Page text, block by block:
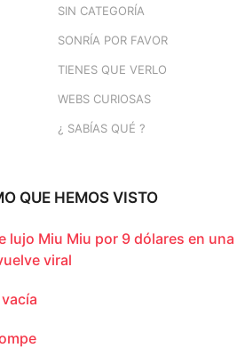
SIN CATEGORÍA
SONRÍA POR FAVOR
TIENES QUE VERLO
WEBS CURIOSAS
¿ SABÍAS QUÉ ?
QUE HEMOS VISTO
lujo Miu Miu por 9 dólares en una
viral